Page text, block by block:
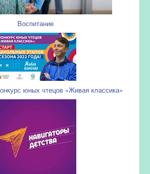
Воспитание
юных чтецов «Живая классика»